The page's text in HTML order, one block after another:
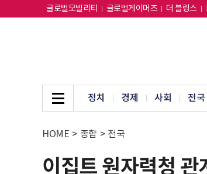
글로벌모빌리티 글로벌게이머즈 더 블링스
정치 경제 사회 전국
HOME > 종합 > 전국
이집트 원자력청